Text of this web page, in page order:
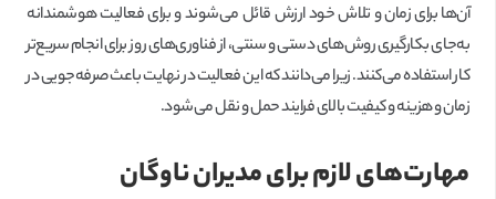
آن‌ها برای زمان و تلاش خود ارزش قائل می‌شوند و برای فعالیت هوشمندانه
به‌جای بکارگیری روش‌های دستی و سنتی، از فناوری‌های روز برای انجام سریع‌تر
کار استفاده می‌کنند. زیرا می‌دانند که این فعالیت در نهایت باعث صرفه‌جویی در
زمان و هزینه و کیفیت بالای فرایند حمل و نقل می‌شود.
مهارت‌های لازم برای مدیران ناوگان